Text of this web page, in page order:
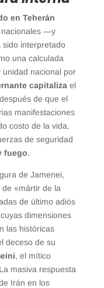
en Teherán
nacionales —y
interpretado
una calculada
nacional por
capitaliza el
de que el
manifestaciones
costo de la vida,
de seguridad
fuego.
de Jamenei,
«mártir de la
de último adiós
cuyas dimensiones
las históricas
deceso de su
, el mítico
masiva respuesta
Irán en los